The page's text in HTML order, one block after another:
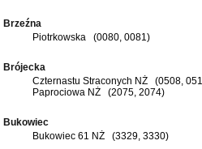
Brzeźna
Piotrkowska (0080, 0081)
Brójecka
Czternastu Straconych NŻ (0508,
Paprociowa NŻ (2075, 2074)
Bukowiec
Bukowiec 61 NŻ (3329, 3330)